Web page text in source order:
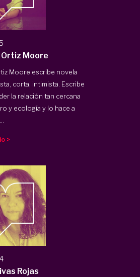
Moore
Moore escribe novela
corta, intimista. Escribe
la relación tan cercana
y ecología y lo hace a
>
Rojas